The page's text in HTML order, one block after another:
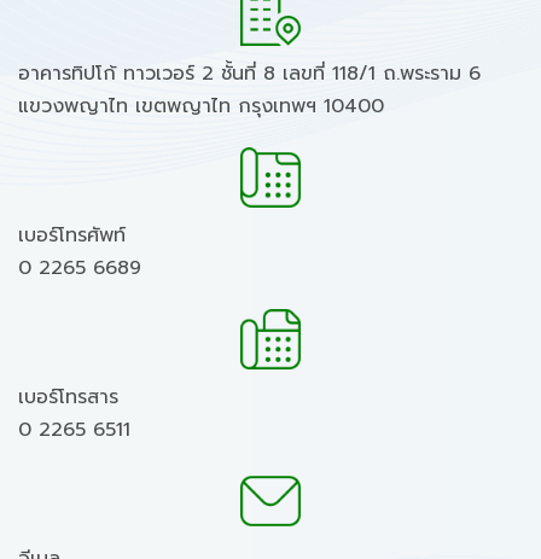
อาคารทิปโก้ ทาวเวอร์ 2 ชั้นที่ 8 เลขที่ 118/1 ถ.พระราม 6
แขวงพญาไท เขตพญาไท กรุงเทพฯ 10400
เบอร์โทรศัพท์
0 2265 6689
เบอร์โทรสาร
0 2265 6511